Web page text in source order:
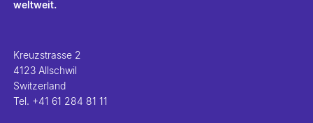
weltweit.
Kreuzstrasse 2
4123 Allschwil
Switzerland
Tel. +41 61 284 81 11